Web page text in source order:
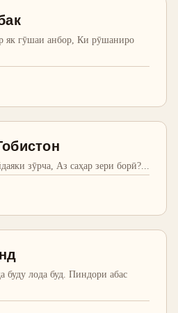
як гӯшаи анбор, Ки рӯшаниро
зӯрча, Аз саҳар зери борӣ?
буду лода буд. Пиндори абас